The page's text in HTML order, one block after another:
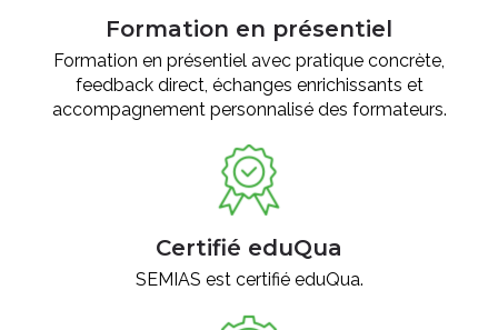
Formation en présentiel
Formation en présentiel avec pratique concrète,
feedback direct, échanges enrichissants et
accompagnement personnalisé des formateurs.
Certifié eduQua
SEMIAS est certifié eduQua.